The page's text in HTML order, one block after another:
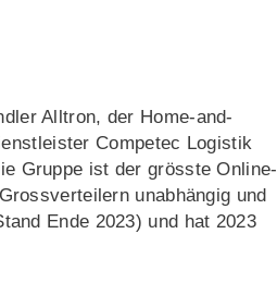
Alltron, der Home-and-
Competec Logistik
Gruppe ist der grösste Online-
unabhängig und
Ende 2023) und hat 2023